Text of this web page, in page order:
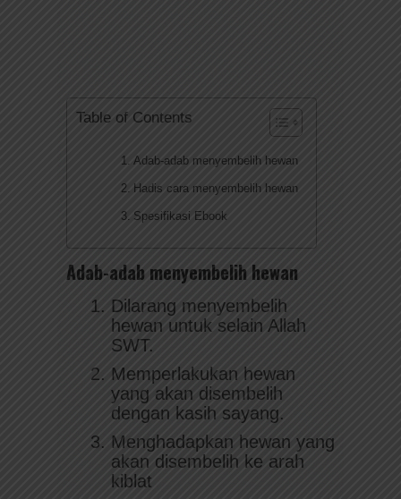
Table of Contents
Adab-adab menyembelih hewan
Hadis cara menyembelih hewan
Spesifikasi Ebook
Adab-adab menyembelih hewan
Dilarang menyembelih
hewan untuk selain Allah
SWT.
Memperlakukan hewan
yang akan disembelih
dengan kasih sayang.
Menghadapkan hewan yang
akan disembelih ke arah
kiblat